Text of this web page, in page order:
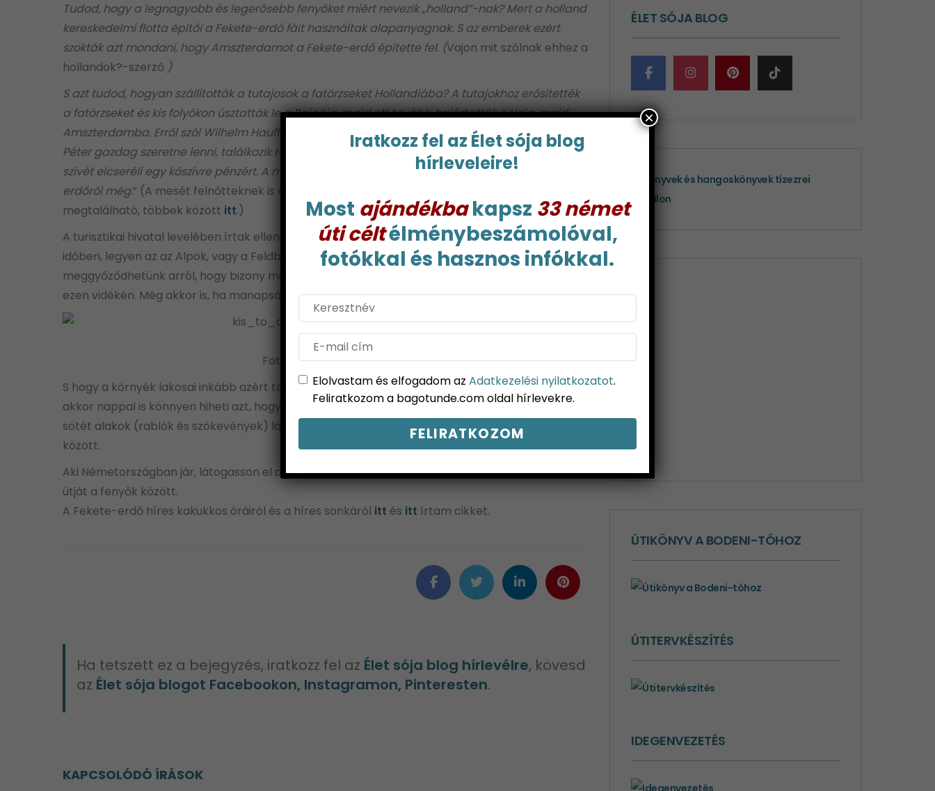
Tudod, hogy a legnagyobb és legerősebb fenyőket miért nevezik „holland”-nak? Mert a holland
kereskedelmi flotta építői a Fekete-erdő fáit használtak alapanyagnak. S az emberek ezért
szokták azt mondani, hogy Amszterdamot a Fekete-erdő építette fel. (Vajon mit szólnak ehhez a
hollandok?-szerző)
S azt tudod, hogyan szállították a tutajosok a fatörzseket Hollandiába? A tutajokhoz erősítették
a fatörzseket és kis folyókon úsztatták le a Rajnáig, majd ott tovább hajóztatták Kölnig, majd
Amszterdamba. Erről szól Wilhelm Hauff meséje, a Kőszív is, amelyben a szegény és fiatal Munk
Péter gazdag szeretne lenni, találkozik Hollandi Miskával, az erdő egyik szellemével, s az ő élő
szívét elcseréli egy kőszívre pénzért. A meséből sok érdekes dolgot megtudhatsz a Fekete-
erdőről még.” (A mesét felnőtteknek is érdemes elolvasni, szerencsére magyarul is
megtalálható, többek között itt.)
A turisztikai hivatal levelében írtak ellenőrzéséhez meg kell másznunk egy közeli hegyet tiszta
időben, legyen az az Alpok, vagy a Feldberg (a Fekete-erdő legmagasabb pontja) és magunk is
meggyőződhetünk arról, hogy bizony messziről nagy és sötét erdőség terül el Németország
ezen vidékén. Még akkor is, ha manapság már igen sok közte a legelő.
Fotó: dr. Szalai Krisztián
S hogy a környék lakosai inkább azért tartják feketének, mert ha valaki betéved a fák közé,
akkor nappal is könnyen hiheti azt, hogy sötét éjszaka van, vagy azért, mert a középkorban
sötét alakok (rablók és szökevények) lakhelyei is volt, az már csak grátisz a sok szellemtörténet
között.
Aki Németországban jár, látogasson el a Fekete-erdőbe, ahol manók és szellemek vezetik majd
útját a fenyők között.
A Fekete-erdő híres kakukkos óráiról és a híres sonkáról itt és itt írtam cikket.
Ha tetszett ez a bejegyzés, iratkozz fel az Élet sója blog hírlevélre, kövesd
az Élet sója blogot Facebookon, Instagramon, Pinteresten.
KAPCSOLÓDÓ ÍRÁSOK
ÉLET SÓJA BLOG
ÚTIKÖNYV A BODENI-TÓHOZ
ÚTITERVKÉSZÍTÉS
IDEGENVEZETÉS
Iratkozz fel az Élet sója blog
hírleveleire!
Most ajándékbakapsz 33 német
úti céltélménybeszámolóval,
fotókkal és hasznos infókkal.
Elolvastam és elfogadom azAdatkezelési nyilatkozatot.
Feliratkozom a bagotunde.com oldal hírlevekre.
×